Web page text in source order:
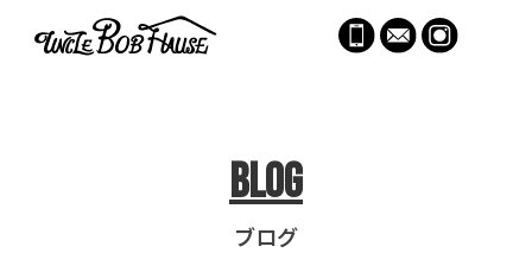
Blog
ブログ